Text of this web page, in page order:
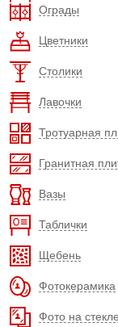
Ограды
Цветники
Столики
Лавочки
Тротуарная
Гранитная
Вазы
Таблички
Щебень
Фотокерамика
Фото на стекле